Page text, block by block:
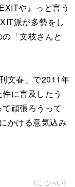
や』っと言う
派が多勢をし
「文枝さんと
文春」で2011年
に言及したう
頑張ろうって
かける意気込み
《こじへい》